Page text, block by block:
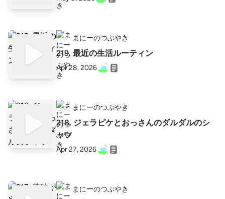
まにーのつぶやき
219. 最近の生活ルーティン
Apr 28, 2026
まにーのつぶやき
218. ジェラピケとおっさんのダルダルのシ
ャツ
Apr 27, 2026
まにーのつぶやき